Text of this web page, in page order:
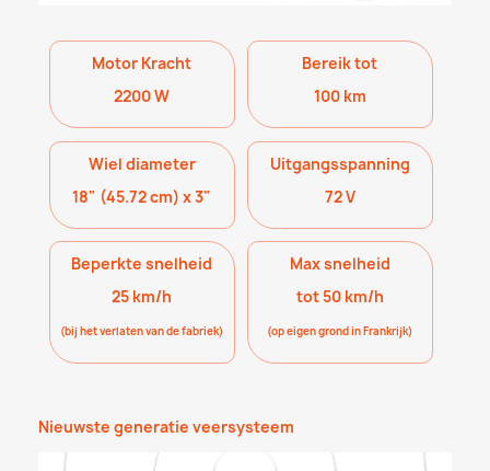
Motor Kracht
2200 W
Bereik tot
100 km
Wiel diameter
18" (45.72 cm) x 3"
Uitgangsspanning
72 V
Beperkte snelheid
25 km/h
(bij het verlaten van de fabriek)
Max snelheid
tot 50 km/h
(op eigen grond in Frankrijk)
Nieuwste generatie veersysteem